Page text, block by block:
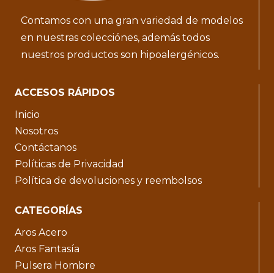
Contamos con una gran variedad de modelos
en nuestras colecciónes, además todos
nuestros productos son hipoalergénicos.
ACCESOS RÁPIDOS
Inicio
Nosotros
Contáctanos
Políticas de Privacidad
Política de devoluciones y reembolsos
CATEGORÍAS
Aros Acero
Aros Fantasía
Pulsera Hombre